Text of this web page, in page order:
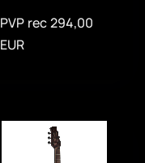
PVP rec 294,00
EUR